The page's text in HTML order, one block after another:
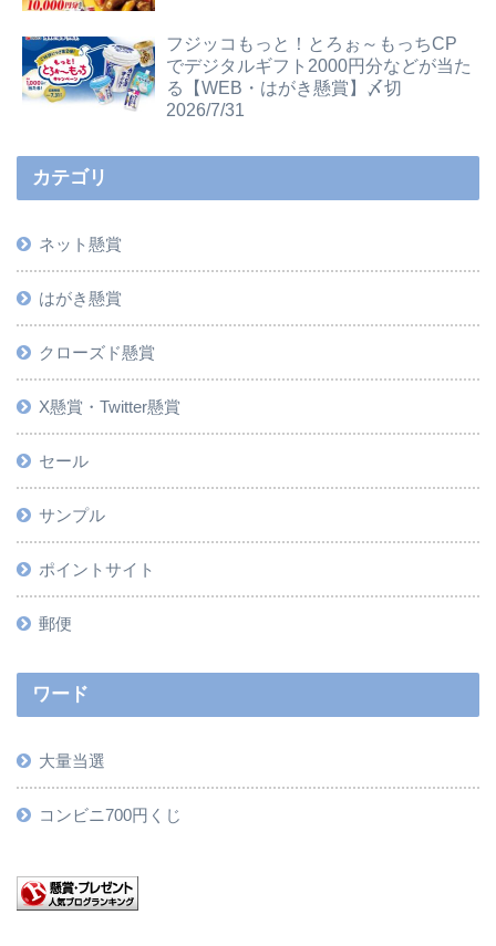
フジッコもっと！とろぉ～もっちCP
でデジタルギフト2000円分などが当た
る【WEB・はがき懸賞】〆切
2026/7/31
カテゴリ
ネット懸賞
はがき懸賞
クローズド懸賞
X懸賞・Twitter懸賞
セール
サンプル
ポイントサイト
郵便
ワード
大量当選
コンビニ700円くじ